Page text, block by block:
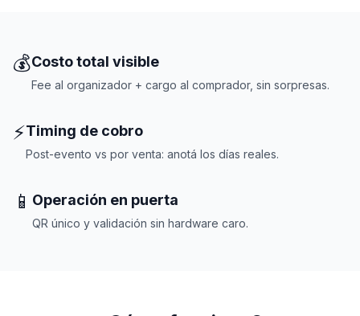
💰Costo total visible
Fee al organizador + cargo al comprador, sin sorpresas.
⚡Timing de cobro
Post-evento vs por venta: anotá los días reales.
📱 Operación en puerta
QR único y validación sin hardware caro.